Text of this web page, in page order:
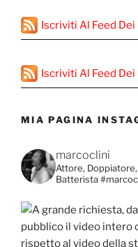
Iscriviti Al Feed
Iscriviti Al Feed
MIA PAGINA
marcoclini
Attore,
Batterista